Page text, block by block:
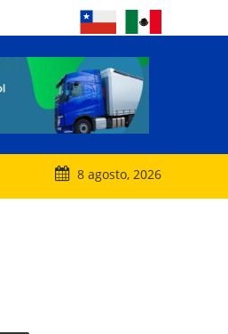
8 agosto, 2026